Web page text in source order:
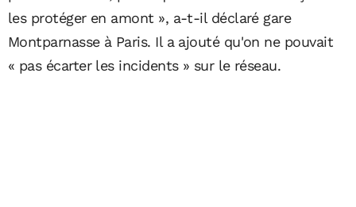
les protéger en amont », a-t-il déclaré gare
Montparnasse à Paris. Il a ajouté qu'on ne pouvait
« pas écarter les incidents » sur le réseau.